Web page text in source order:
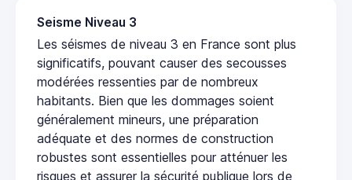
Seisme Niveau 3
Les séismes de niveau 3 en France sont plus
significatifs, pouvant causer des secousses
modérées ressenties par de nombreux
habitants. Bien que les dommages soient
généralement mineurs, une préparation
adéquate et des normes de construction
robustes sont essentielles pour atténuer les
risques et assurer la sécurité publique lors de